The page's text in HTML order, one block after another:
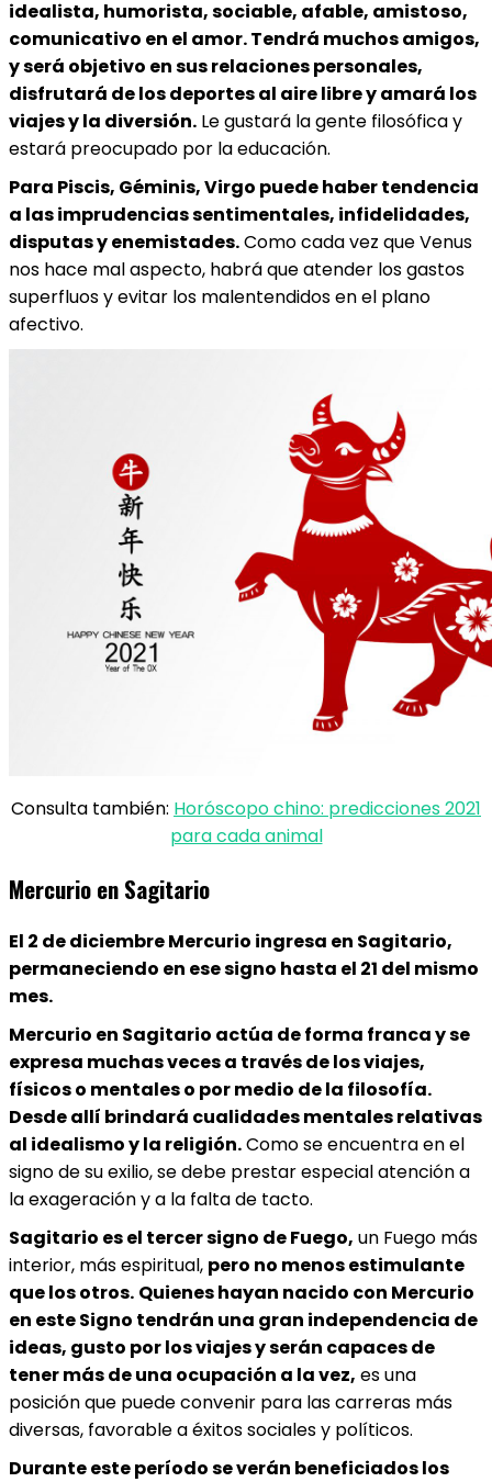
idealista, humorista, sociable, afable, amistoso,
comunicativo en el amor. Tendrá muchos amigos,
y será objetivo en sus relaciones personales,
disfrutará de los deportes al aire libre y amará los
viajes y la diversión. Le gustará la gente filosófica y
estará preocupado por la educación.
Para Piscis, Géminis, Virgo puede haber tendencia
a las imprudencias sentimentales, infidelidades,
disputas y enemistades.Como cada vez que Venus
nos hace mal aspecto, habrá que atender los gastos
superfluos y evitar los malentendidos en el plano
afectivo.
Consulta también: Horóscopo chino: predicciones 2021
para cada animal
Mercurio en Sagitario
El 2 de diciembre Mercurio ingresa en Sagitario,
permaneciendo en ese signo hasta el 21 del mismo
mes.
Mercurio en Sagitario actúa de forma franca y se
expresa muchas veces a través de los viajes,
físicos o mentales o por medio de la filosofía.
Desde allí brindará cualidades mentales relativas
al idealismo y la religión.Como se encuentra en el
signo de su exilio, se debe prestar especial atención a
la exageración y a la falta de tacto.
Sagitario es el tercer signo de Fuego, un Fuego más
interior, más espiritual, pero no menos estimulante
que los otros. Quienes hayan nacido con Mercurio
en este Signo tendrán una gran independencia de
ideas, gusto por los viajes y serán capaces de
tener más de una ocupación a la vez, es una
posición que puede convenir para las carreras más
diversas, favorable a éxitos sociales y políticos.
Durante este período se verán beneficiados los